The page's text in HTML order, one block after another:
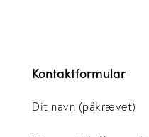
Kontaktformular